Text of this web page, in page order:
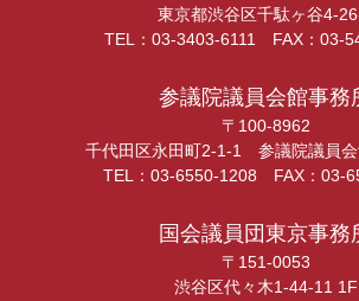
東京都渋谷区千駄ヶ谷4-
TEL：03-3403-6111 FAX：03-
参議院議員会館事務
〒100-8962
千代田区永田町2-1-1 参議院議員
TEL：03-6550-1208 FAX：03-
国会議員団東京事務
〒151-0053
渋谷区代々木1-44-11 1F